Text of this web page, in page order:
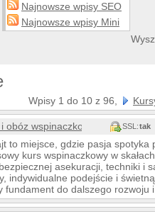
Najnowsze wpisy SEO
Najnowsze wpisy Mini
Wpisy 1 do 10 z 96,
obóz wspinaczkowy SSL:tak
to miejsce, gdzie pasja spotyka
kurs wspinaczkowy w
asekuracji, techniki i
indywidualne podejście i
fundament do dalszego rozwoju